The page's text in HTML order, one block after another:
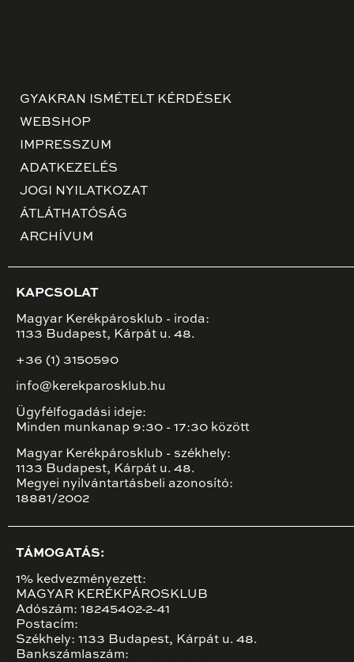
GYAKRAN ISMÉTELT KÉRDÉSEK
WEBSHOP
IMPRESSZUM
ADATKEZELÉS
JOGI NYILATKOZAT
ÁTLÁTHATÓSÁG
ARCHÍVUM
KAPCSOLAT
Magyar Kerékpárosklub - iroda:
1133 Budapest, Kárpát u. 48.
+36 (1) 3150590
info@kerekparosklub.hu
Ügyfélfogadási ideje:
Minden munkanap 9:30 - 17:30 között
Magyar Kerékpárosklub - székhely:
1133 Budapest, Kárpát u. 48.
Megyei nyilvántartásbeli azonosító:
18881/2002
TÁMOGATÁS:
1% kedvezményezett:
MAGYAR KERÉKPÁROSKLUB
Adószám: 18245402-2-41
Postacím:
Székhely: 1133 Budapest, Kárpát u. 48.
Bankszámlaszám: